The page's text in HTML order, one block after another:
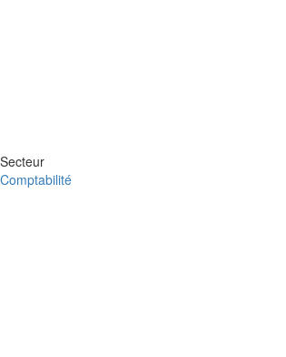
Secteur
Comptabilité